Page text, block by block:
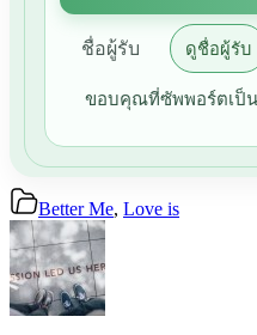
ชื่อผู้รับ ดูชื่อผู้รับ
ขอบคุณที่ซัพพอร์ตเป็น
Better Me, Love is